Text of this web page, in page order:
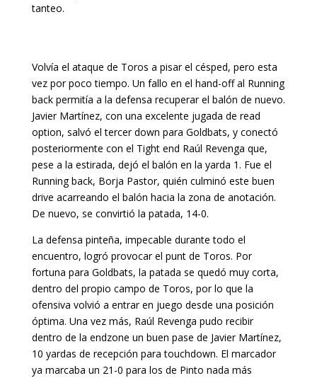
tanteo.
Volvía el ataque de Toros a pisar el césped, pero esta
vez por poco tiempo. Un fallo en el hand-off al Running
back permitía a la defensa recuperar el balón de nuevo.
Javier Martínez, con una excelente jugada de read
option, salvó el tercer down para Goldbats, y conectó
posteriormente con el Tight end Raúl Revenga que,
pese a la estirada, dejó el balón en la yarda 1. Fue el
Running back, Borja Pastor, quién culminó este buen
drive acarreando el balón hacia la zona de anotación.
De nuevo, se convirtió la patada, 14-0.
La defensa pinteña, impecable durante todo el
encuentro, logró provocar el punt de Toros. Por
fortuna para Goldbats, la patada se quedó muy corta,
dentro del propio campo de Toros, por lo que la
ofensiva volvió a entrar en juego desde una posición
óptima. Una vez más, Raúl Revenga pudo recibir
dentro de la endzone un buen pase de Javier Martínez,
10 yardas de recepción para touchdown. El marcador
ya marcaba un 21-0 para los de Pinto nada más